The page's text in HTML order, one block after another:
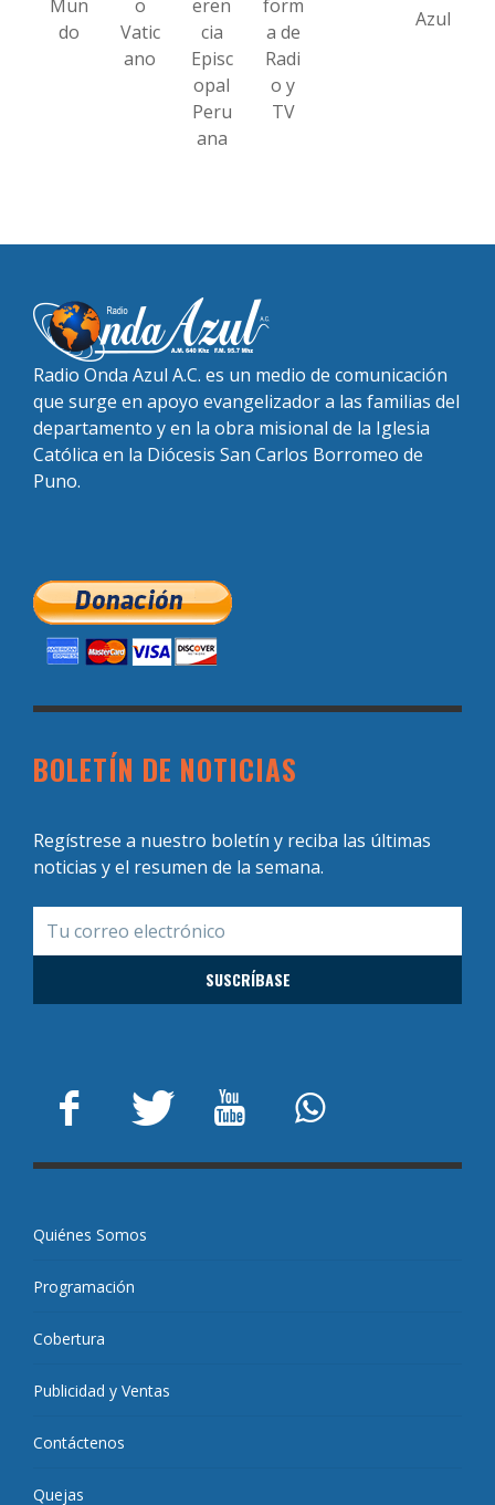
Mun
do
o
Vatic
ano
eren
cia
Episc
opal
Peru
ana
form
a de
Radi
o y
TV
Azul
Radio Onda Azul A.C. es un medio de comunicación
que surge en apoyo evangelizador a las familias del
departamento y en la obra misional de la Iglesia
Católica en la Diócesis San Carlos Borromeo de
Puno.
BOLETÍN DE NOTICIAS
Regístrese a nuestro boletín y reciba las últimas
noticias y el resumen de la semana.
Quiénes Somos
Programación
Cobertura
Publicidad y Ventas
Contáctenos
Quejas